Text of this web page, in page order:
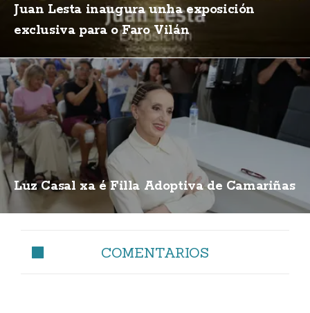
Juan Lesta inaugura unha exposición
exclusiva para o Faro Vilán
Luz Casal xa é Filla Adoptiva de Camariñas
COMENTARIOS